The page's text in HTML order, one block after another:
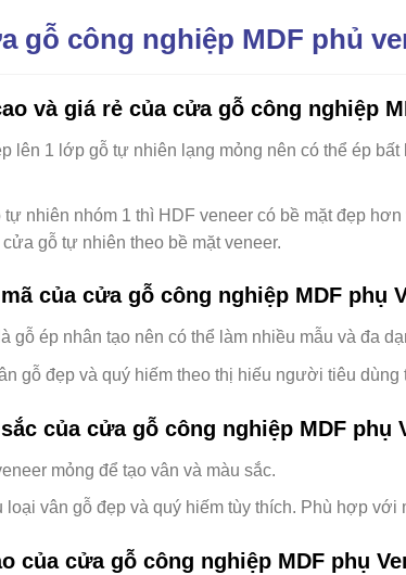
gỗ công nghiệp MDF phủ
và giá rẻ của cửa gỗ công nghiệp
lên 1 lớp gỗ tự nhiên lạng mỏng nên có thể ép
nhiên nhóm 1 thì HDF veneer có bề mặt đẹp
gỗ tự nhiên theo bề mặt veneer.
của cửa gỗ công nghiệp MDF phụ
gỗ ép nhân tạo nên có thể làm nhiều mẫu và đa
gỗ đẹp và quý hiếm theo thị hiếu người tiêu
của cửa gỗ công nghiệp MDF phụ
mỏng để tạo vân và màu sắc.
loại vân gỗ đẹp và quý hiếm tùy thích. Phù hợp với
của cửa gỗ công nghiệp MDF phụ